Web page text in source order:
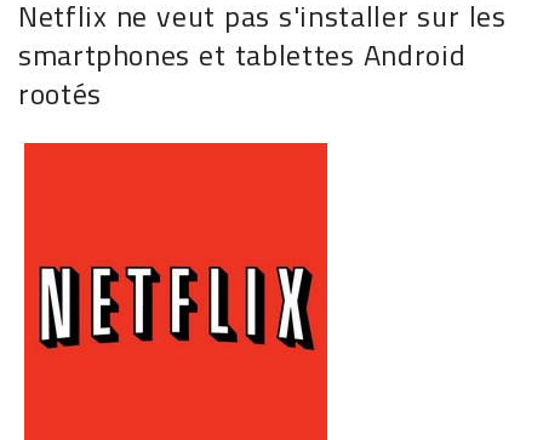
Netflix ne veut pas s'installer sur les
smartphones et tablettes Android
rootés